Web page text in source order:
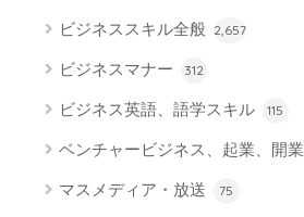
ビジネススキル全般 2,657
ビジネスマナー 312
ビジネス英語、語学スキル 115
ベンチャービジネス、起業、開業
マスメディア・放送 75